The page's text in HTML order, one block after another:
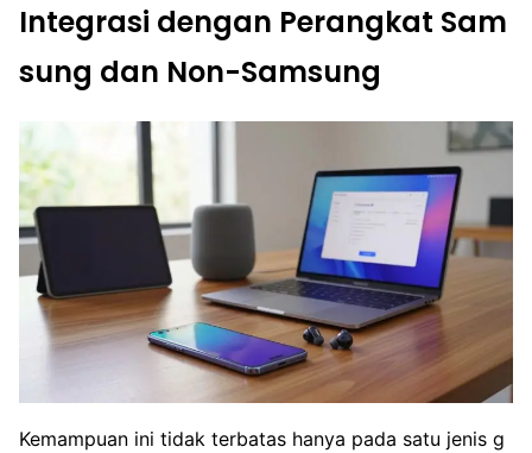
Integrasi dengan Perangkat Sam
sung dan Non-Samsung
Kemampuan ini tidak terbatas hanya pada satu jenis g